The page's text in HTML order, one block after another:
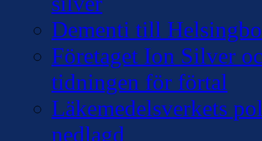
Dementi till
Företaget Ion Silver
tidningen för förtal
Läkemedelsverkets
nedlagd